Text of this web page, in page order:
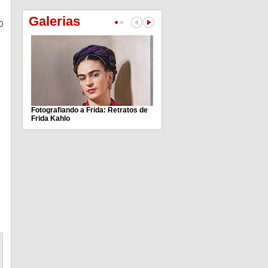
Galerias
Fotografiando a Frida: Retratos de
Frida Kahlo